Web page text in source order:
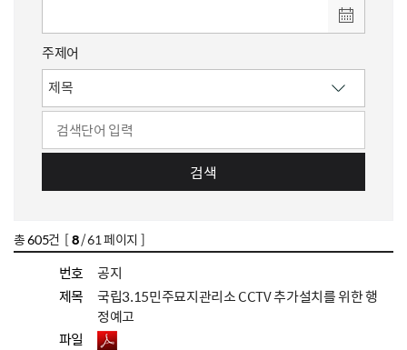
주제어
검색
총605건 [8/ 61 페이지 ]
번호
공지
제목
국립3.15민주묘지관리소 CCTV 추가설치를 위한 행
정예고
파일